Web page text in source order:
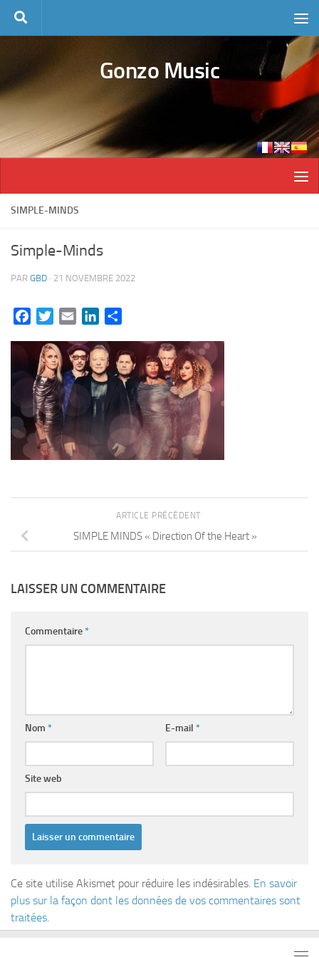
Skip to content
Gonzo Music
SIMPLE-MINDS
Simple-Minds
PAR GBD · 21 NOVEMBRE 2022
FacebookTwitterEmail LinkedIn
ARTICLE PRÉCÉDENT
SIMPLE MINDS « Direction Of the Heart »
LAISSER UN COMMENTAIRE
Commentaire*
Nom * E-mail *
Site web
Ce site utilise Akismet pour réduire les indésirables. En savoir
plus sur la façon dont les données de vos commentaires sont
traitées.